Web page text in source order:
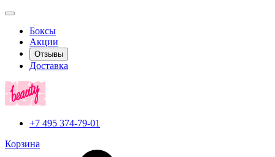
Боксы
Акции
Отзывы
Доставка
+7 495 374-79-01
Корзина